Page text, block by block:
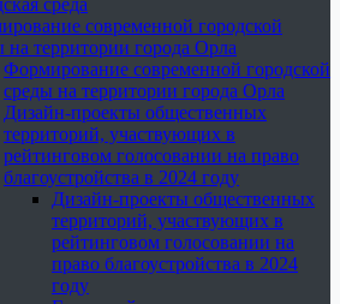
среда
современной городской
на территории города Орла
Формирование современной городской
среды на территории города Орла
Дизайн-проекты общественных
территорий, участвующих в
рейтинговом голосовании на право
благоустройства в 2024 году
Дизайн-проекты общественных
территорий, участвующих в
рейтинговом голосовании на
право благоустройства в 2024
году